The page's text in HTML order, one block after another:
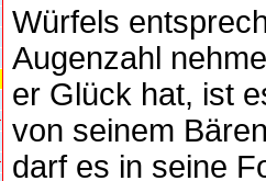
Würfels
Augenzahl
er Glück hat, ist
von seinem
darf es in seine